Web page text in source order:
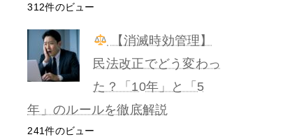
312件のビュー
【消滅時効管理】
民法改正でどう変わっ
た？「10年」と「5
年」のルールを徹底解説
241件のビュー